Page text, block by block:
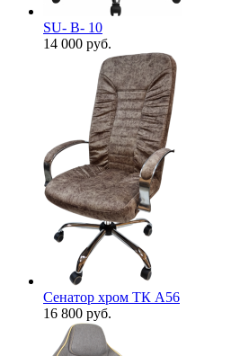
SU- B- 10
14 000 руб.
Сенатор хром ТК А56
16 800 руб.